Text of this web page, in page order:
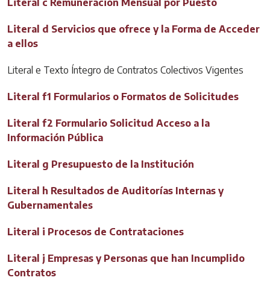
Literal d Servicios que ofrece y la Forma de Acceder
a ellos
Literal e Texto Íntegro de Contratos Colectivos Vigentes
Literal f1 Formularios o Formatos de Solicitudes
Literal f2 Formulario Solicitud Acceso a la
Información Pública
Literal g Presupuesto de la Institución
Literal h Resultados de Auditorías Internas y
Gubernamentales
Literal i Procesos de Contrataciones
Literal j Empresas y Personas que han Incumplido
Contratos